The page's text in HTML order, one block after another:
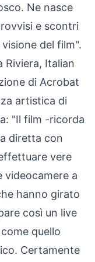
Ne nasce
e scontri
del film".
Riviera, Italian
di Acrobat
artistica di
"Il film -ricorda
diretta con
vere
videocamere a
hanno girato
così un live
quello
Certamente